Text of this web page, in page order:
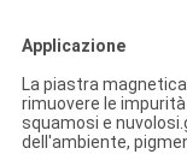
Applicazione
La piastra
rimuovere le
squamosi e
dell'ambiente,